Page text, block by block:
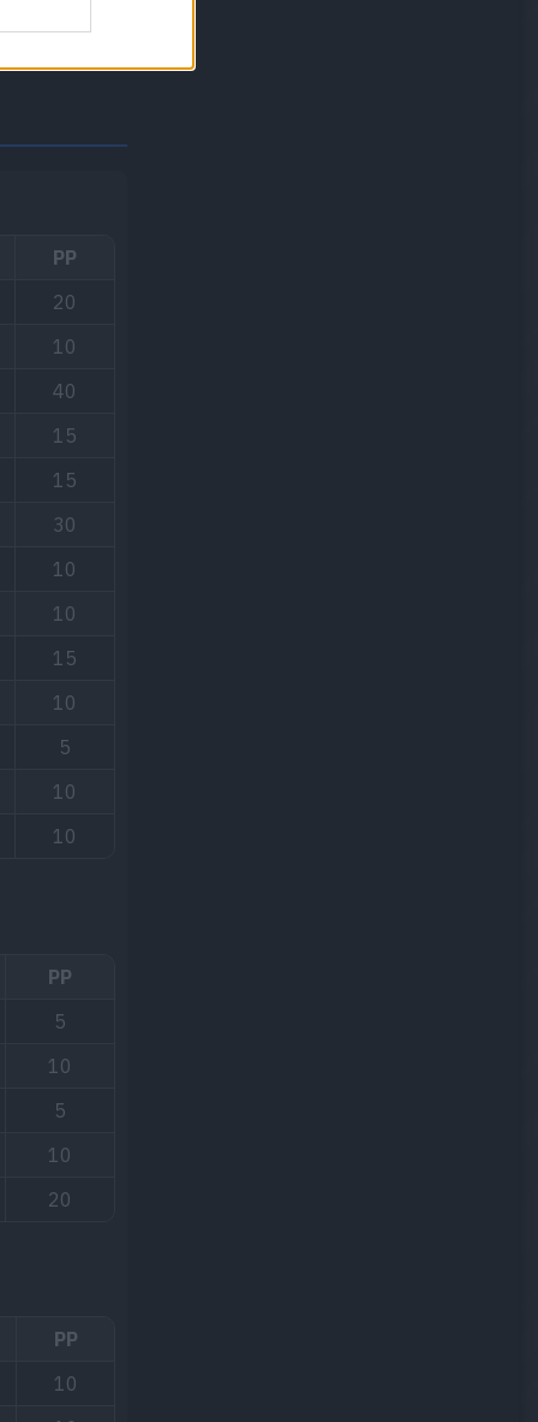
PP
20
10
40
15
15
30
10
10
15
10
5
10
10
PP
5
10
5
10
20
PP
10